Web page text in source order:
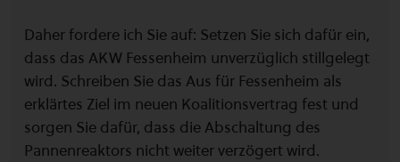
Daher fordere ich Sie auf: Setzen Sie sich dafür ein,
dass das AKW Fessenheim unverzüglich stillgelegt
wird. Schreiben Sie das Aus für Fessenheim als
erklärtes Ziel im neuen Koalitionsvertrag fest und
sorgen Sie dafür, dass die Abschaltung des
Pannenreaktors nicht weiter verzögert wird.